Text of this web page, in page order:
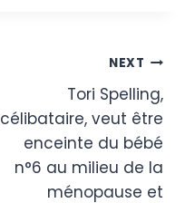
NEXT
Tori Spelling,
célibataire, veut être
enceinte du bébé
n°6 au milieu de la
ménopause et